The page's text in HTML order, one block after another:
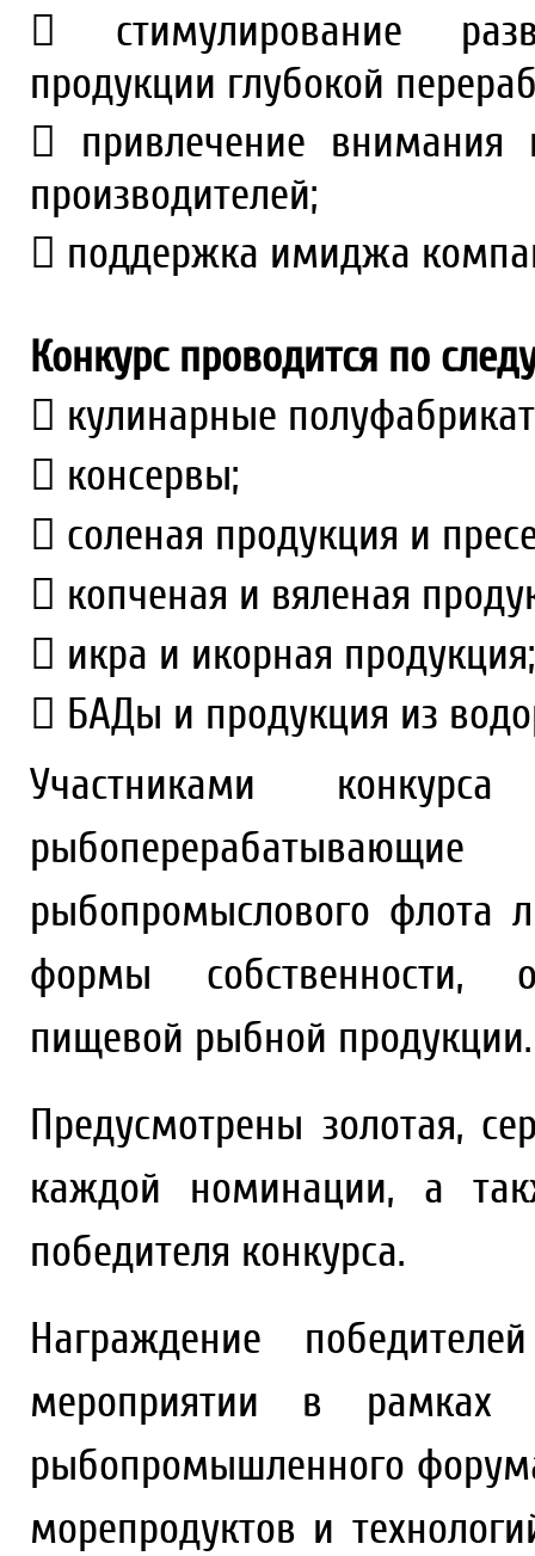
 стимулирование
продукции глубокой
 привлечение внимания
производителей;
 поддержка имиджа
Конкурс проводится по
 кулинарные
 консервы;
 соленая продукция и
 копченая и вяленая
 икра и икорная продукция;
 БАДы и продукция из
Участниками
рыбопромыслового флота
формы собственности,
пищевой рыбной продукции.
Предусмотрены золотая,
каждой номинации, а
победителя конкурса.
Награждение
мероприятии в рамках
рыбопромышленного
морепродуктов и